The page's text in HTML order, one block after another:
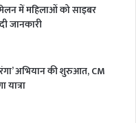
में महिलाओं को साइबर
जानकारी
अभियान की शुरुआत, CM
यात्रा